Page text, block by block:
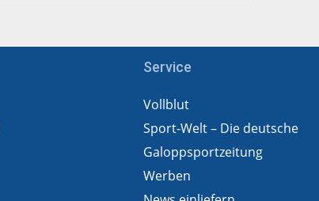
Service
Vollblut
Sport-Welt – Die deutsche
Galoppsportzeitung
Werben